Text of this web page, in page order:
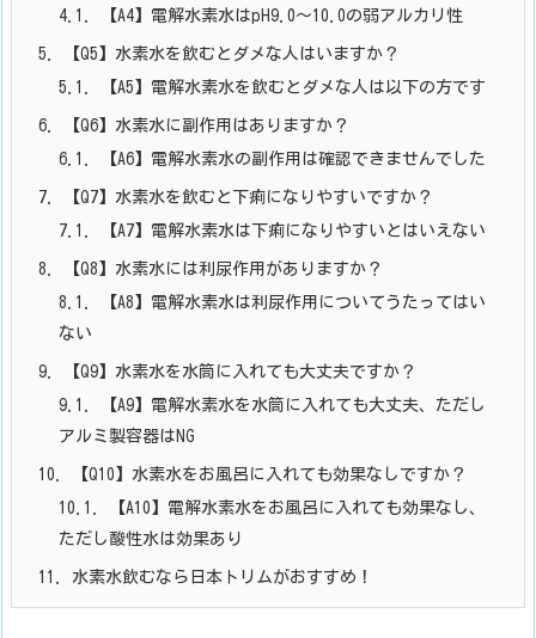
4.1.
【A4】電解水素水はpH9.0～10.0の弱アルカリ性
5.
【Q5】水素水を飲むとダメな人はいますか？
5.1.
【A5】電解水素水を飲むとダメな人は以下の方です
6.
【Q6】水素水に副作用はありますか？
6.1.
【A6】電解水素水の副作用は確認できませんでした
7.
【Q7】水素水を飲むと下痢になりやすいですか？
7.1.
【A7】電解水素水は下痢になりやすいとはいえない
8.
【Q8】水素水には利尿作用がありますか？
8.1.
【A8】電解水素水は利尿作用についてうたってはい
ない
9.
【Q9】水素水を水筒に入れても大丈夫ですか？
9.1.
【A9】電解水素水を水筒に入れても大丈夫、ただし
アルミ製容器はNG
10.
【Q10】水素水をお風呂に入れても効果なしですか？
10.1.
【A10】電解水素水をお風呂に入れても効果なし、
ただし酸性水は効果あり
11. 水素水飲むなら日本トリムがおすすめ！